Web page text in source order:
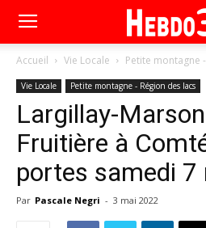
Accueil Vie Locale Petite montagne
Vie Locale Petite montagne - Région des lacs
Largillay-
Fruitière à
portes samedi 7
Par Pascale Negri - 3 mai 2022